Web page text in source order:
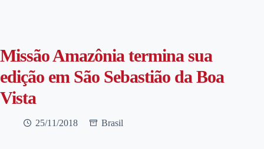
Missão Amazônia termina sua
edição em São Sebastião da Boa
Vista
25/11/2018 Brasil